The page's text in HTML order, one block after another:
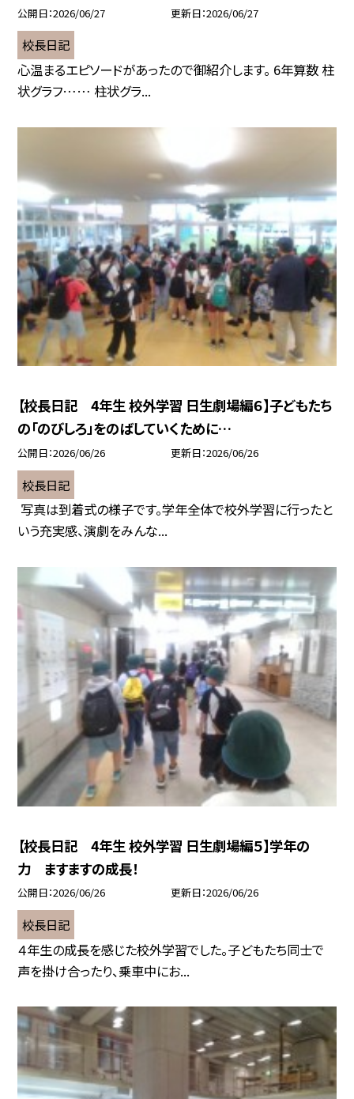
公開日 2026/06/27 更新日 2026/06/27
校長日記
心温まるエピソードがあったので御紹介します。 6年算数 柱
状グラフ…… 柱状グラ...
【校長日記 4年生 校外学習 日生劇場編６】子どもたち
の「のびしろ」をのばしていくために…
公開日 2026/06/26 更新日 2026/06/26
校長日記
写真は到着式の様子です。学年全体で校外学習に行ったと
いう充実感、演劇をみんな...
【校長日記 4年生 校外学習 日生劇場編５】学年の
力 ますますの成長！
公開日 2026/06/26 更新日 2026/06/26
校長日記
４年生の成長を感じた校外学習でした。子どもたち同士で
声を掛け合ったり、乗車中にお...